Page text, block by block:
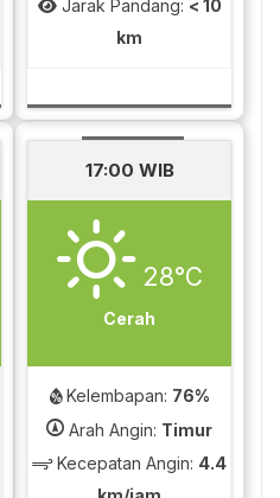
Jarak Pandang: < 10
km
17:00 WIB
28°C
Cerah
Kelembapan: 76%
Arah Angin: Timur
Kecepatan Angin: 4.4